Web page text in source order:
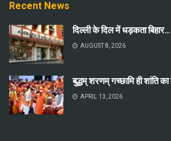
Recent News
दिल्ली के दिल में धड़कता
AUGUST 8, 2026
बुद्धम् शरणम् गच्छामि ही शांति
APRIL 13, 2026